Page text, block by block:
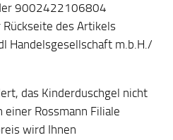
9002422106804
Rückseite des Artikels
Handelsgesellschaft m.b.H./
das Kinderduschgel nicht
Rossmann Filiale
wird Ihnen